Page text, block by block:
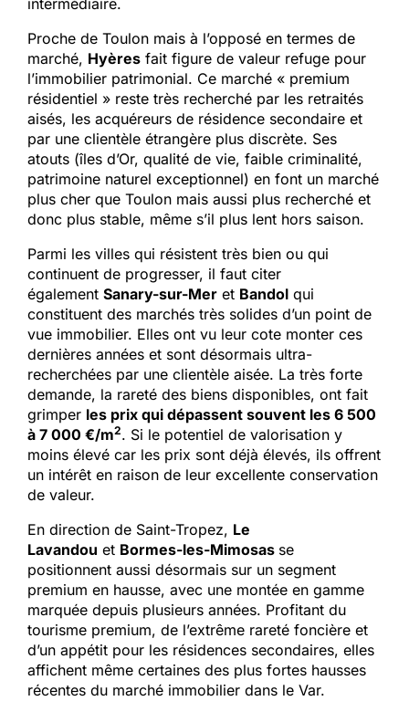
intermédiaire.
Proche de Toulon mais à l’opposé en termes de
marché, Hyères fait figure de valeur refuge pour
l’immobilier patrimonial. Ce marché « premium
résidentiel » reste très recherché par les retraités
aisés, les acquéreurs de résidence secondaire et
par une clientèle étrangère plus discrète. Ses
atouts (îles d’Or, qualité de vie, faible criminalité,
patrimoine naturel exceptionnel) en font un marché
plus cher que Toulon mais aussi plus recherché et
donc plus stable, même s’il plus lent hors saison.
Parmi les villes qui résistent très bien ou qui
continuent de progresser, il faut citer
également Sanary-sur-Mer et Bandol qui
constituent des marchés très solides d’un point de
vue immobilier. Elles ont vu leur cote monter ces
dernières années et sont désormais ultra-
recherchées par une clientèle aisée. La très forte
demande, la rareté des biens disponibles, ont fait
grimper les prix qui dépassent souvent les 6 500
à 7 000 €/m2. Si le potentiel de valorisation y
moins élevé car les prix sont déjà élevés, ils offrent
un intérêt en raison de leur excellente conservation
de valeur.
En direction de Saint-Tropez, Le
Lavandou et Bormes-les-Mimosas se
positionnent aussi désormais sur un segment
premium en hausse, avec une montée en gamme
marquée depuis plusieurs années. Profitant du
tourisme premium, de l’extrême rareté foncière et
d’un appétit pour les résidences secondaires, elles
affichent même certaines des plus fortes hausses
récentes du marché immobilier dans le Var.